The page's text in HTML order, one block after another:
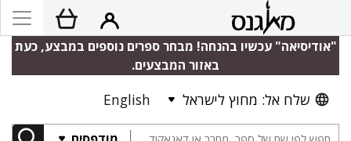
"אודיסיאה" עכשיו בהנחה! מבחר ספרים נוספים במבצע, כעת
באזור המבצעים.
שלח אל: מחוץ לישראל English